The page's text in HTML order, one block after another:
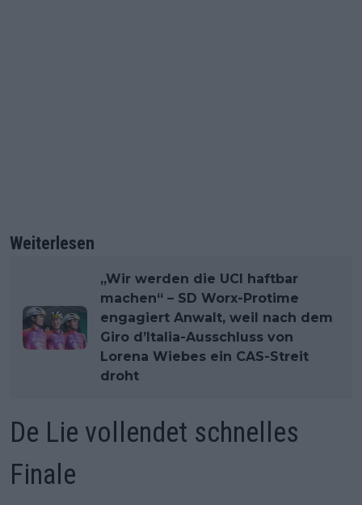
Weiterlesen
„Wir werden die UCI haftbar
machen“ – SD Worx-Protime
engagiert Anwalt, weil nach dem
Giro d’Italia-Ausschluss von
Lorena Wiebes ein CAS-Streit
droht
De Lie vollendet schnelles
Finale